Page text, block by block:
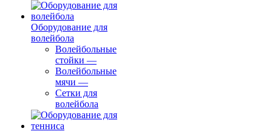
Оборудование для
волейбола
Волейбольные
стойки —
Волейбольные
мячи —
Сетки для
волейбола